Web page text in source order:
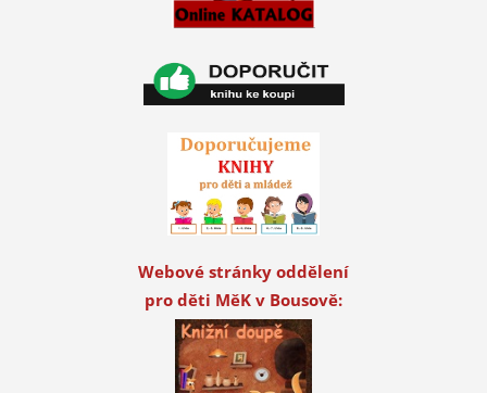
Webové stránky oddělení
pro děti MěK v Bousově: